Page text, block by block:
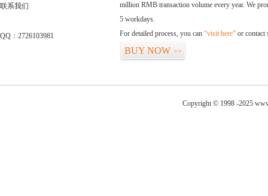
联系我们
QQ：2726103981
million RMB transaction volume every year. We
5 workdays.
For detailed process, you can “visit here” or contact
BUY NOW >>
Copyright © 1998 -2025